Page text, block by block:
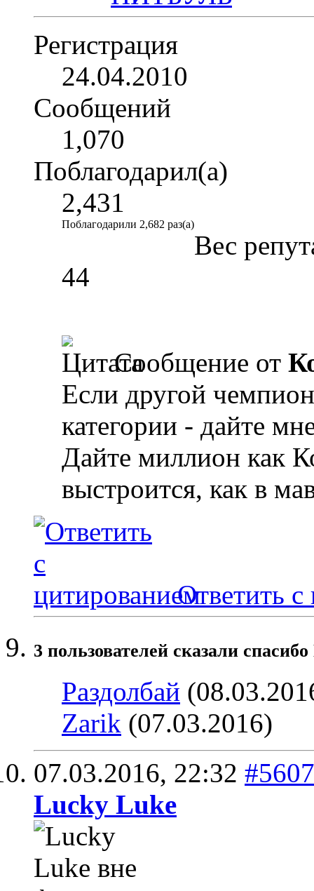
Регистрация
24.04.2010
Сообщений
1,070
Поблагодарил(а)
2,431
Поблагодарили 2,682 раз(а)
Вес
44
Сообщение от
Если другой
категории - дайте
Дайте миллион как
выстроится, как в
Ответить с
3 пользователей сказали
Раздолбай
Zarik (07.03.2016)
07.03.2016, 22:32 #5607
Lucky Luke